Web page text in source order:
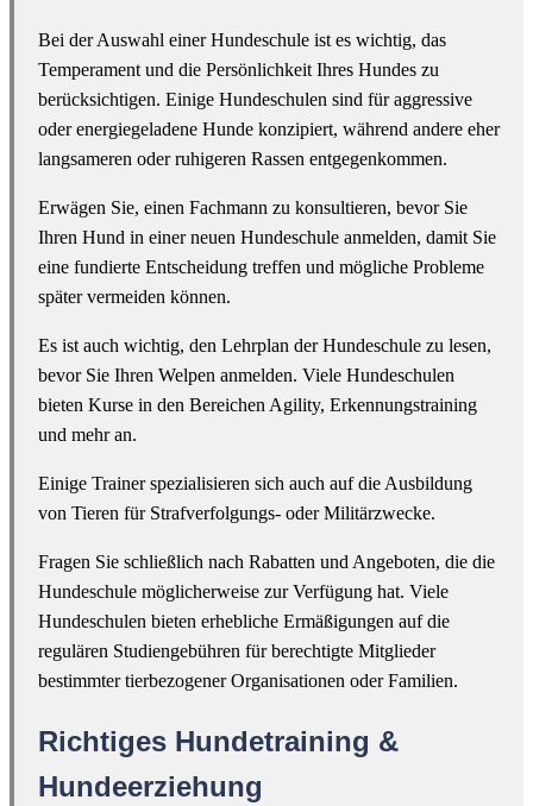
Bei der Auswahl einer Hundeschule ist es wichtig, das
Temperament und die Persönlichkeit Ihres Hundes zu
berücksichtigen. Einige Hundeschulen sind für aggressive
oder energiegeladene Hunde konzipiert, während andere eher
langsameren oder ruhigeren Rassen entgegenkommen.
Erwägen Sie, einen Fachmann zu konsultieren, bevor Sie
Ihren Hund in einer neuen Hundeschule anmelden, damit Sie
eine fundierte Entscheidung treffen und mögliche Probleme
später vermeiden können.
Es ist auch wichtig, den Lehrplan der Hundeschule zu lesen,
bevor Sie Ihren Welpen anmelden. Viele Hundeschulen
bieten Kurse in den Bereichen Agility, Erkennungstraining
und mehr an.
Einige Trainer spezialisieren sich auch auf die Ausbildung
von Tieren für Strafverfolgungs- oder Militärzwecke.
Fragen Sie schließlich nach Rabatten und Angeboten, die die
Hundeschule möglicherweise zur Verfügung hat. Viele
Hundeschulen bieten erhebliche Ermäßigungen auf die
regulären Studiengebühren für berechtigte Mitglieder
bestimmter tierbezogener Organisationen oder Familien.
Richtiges Hundetraining &
Hundeerziehung